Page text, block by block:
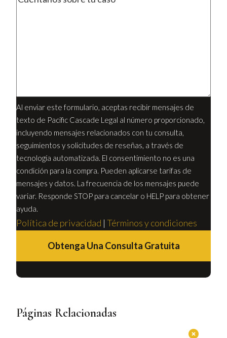
Al enviar este formulario, aceptas recibir mensajes de
texto de Pacific Cascade Legal al número proporcionado,
incluyendo mensajes relacionados con tu consulta,
seguimientos y solicitudes de reseñas, a través de
tecnología automatizada. El consentimiento no es una
condición para la compra. Pueden aplicarse tarifas de
mensajes y datos. La frecuencia de los mensajes puede
variar. Responde STOP para cancelar o HELP para obtener
ayuda.
Política de privacidad | Términos y condiciones
Obtenga Una Consulta Gratuita
Páginas Relacionadas